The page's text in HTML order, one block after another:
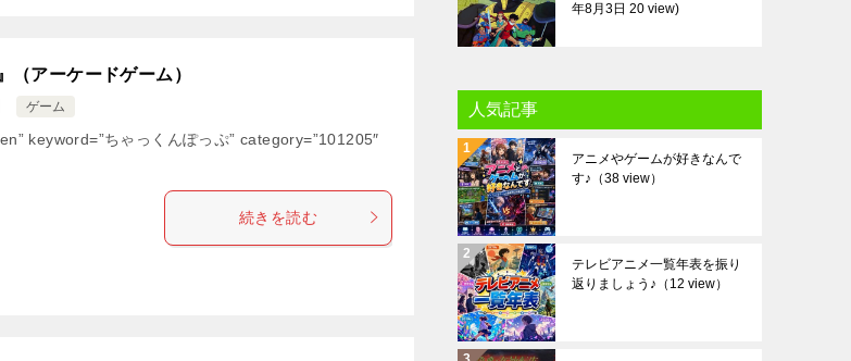
（アーケードゲーム）
ゲーム
keyword=”ちゃっくんぽっぷ” category=”101205″
続きを読む
年8月3日 20 view
人気記事
アニメやゲームが好きなんで
す♪ （38 view）
テレビアニメ一覧年表を振り
返りましょう♪ （12 view）